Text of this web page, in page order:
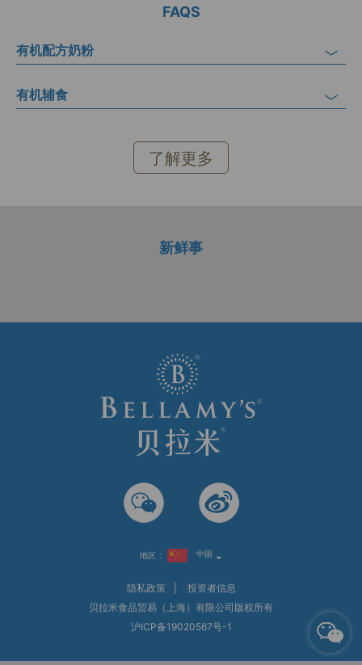
FAQS
有机配方奶粉
有机辅食
了解更多
新鲜事
地区： 中国
隐私政策
投资者信息
贝拉米食品贸易（上海）有限公司版权所有
沪ICP备19020567号-1